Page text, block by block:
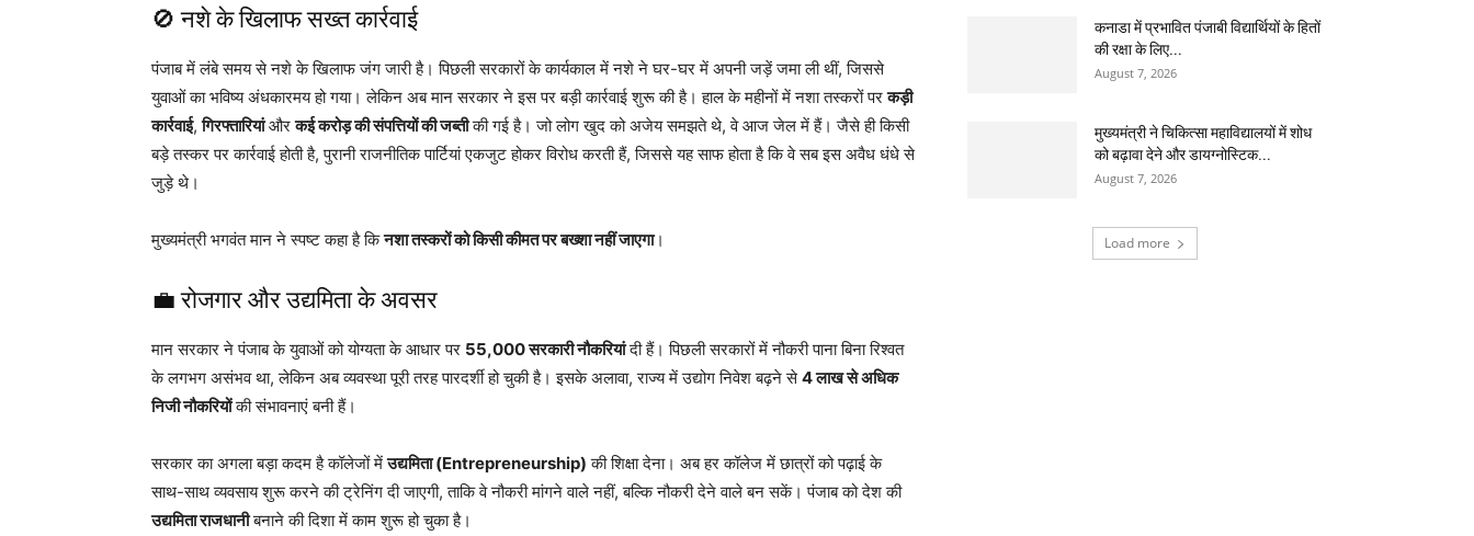
🚫 नशे के खिलाफ सख्त कार्रवाई
पंजाब में लंबे समय से नशे के खिलाफ जंग जारी है। पिछली सरकारों के कार्यकाल में नशे ने घर-घर में अपनी जड़ें जमा ली थीं, जिससे
युवाओं का भविष्य अंधकारमय हो गया। लेकिन अब मान सरकार ने इस पर बड़ी कार्रवाई शुरू की है। हाल के महीनों में नशा तस्करों परकड़ी
कार्रवाई,गिरफ्तारियांऔरकई करोड़ की संपत्तियों की जब्तीकी गई है। जो लोग खुद को अजेय समझते थे, वे आज जेल में हैं। जैसे ही किसी
बड़े तस्कर पर कार्रवाई होती है, पुरानी राजनीतिक पार्टियां एकजुट होकर विरोध करती हैं, जिससे यह साफ होता है कि वे सब इस अवैध धंधे से
जुड़े थे।
मुख्यमंत्री भगवंत मान ने स्पष्ट कहा है किनशा तस्करों को किसी कीमत पर बख्शा नहीं जाएगा।
💼 रोजगार और उद्यमिता के अवसर
मान सरकार ने पंजाब के युवाओं को योग्यता के आधार पर 55,000 सरकारी नौकरियांदी हैं। पिछली सरकारों में नौकरी पाना बिना रिश्वत
के लगभग असंभव था, लेकिन अब व्यवस्था पूरी तरह पारदर्शी हो चुकी है। इसके अलावा, राज्य में उद्योग निवेश बढ़ने से4 लाख से अधिक
निजी नौकरियोंकी संभावनाएं बनी हैं।
सरकार का अगला बड़ा कदम है कॉलेजों मेंउद्यमिता (Entrepreneurship) की शिक्षा देना। अब हर कॉलेज में छात्रों को पढ़ाई के
साथ-साथ व्यवसाय शुरू करने की ट्रेनिंग दी जाएगी, ताकि वे नौकरी मांगने वाले नहीं, बल्कि नौकरी देने वाले बन सकें। पंजाब को देश की
उद्यमिता राजधानीबनाने की दिशा में काम शुरू हो चुका है।
कनाडा में प्रभावित पंजाबी विद्यार्थियों के हितों
की रक्षा के लिए...
August 7, 2026
मुख्यमंत्री ने चिकित्सा महाविद्यालयों में शोध
को बढ़ावा देने और डायग्नोस्टिक...
August 7, 2026
Load more